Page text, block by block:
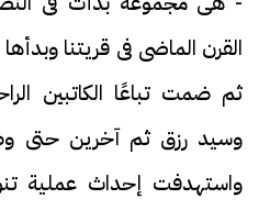
القرن الماضى فى قريتنا
ثم ضمت تباعًا الكاتبين
وسيد رزق ثم آخرين حتى
واستهدفت إحداث عملية